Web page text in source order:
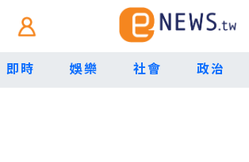
即時 娛樂 社會 政治